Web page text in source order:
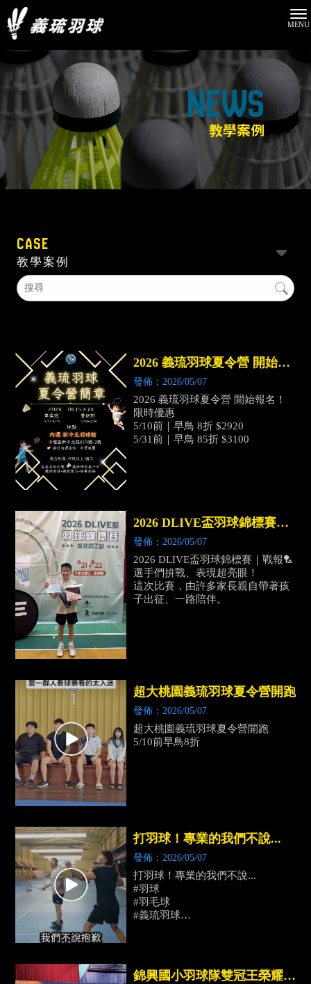
教學案例
教學案例
CASE
2026 義琉羽球夏令營 開始報
名！
發佈：2026/05/07
2026 義琉羽球夏令營 開始報名！
限時優惠
5/10前｜早鳥 8折 $2920
5/31前｜早鳥 85折 $3100
2026 DLIVE盃羽球錦標賽｜
戰報
發佈：2026/05/07
2026 DLIVE盃羽球錦標賽｜戰報🏸
選手們拚戰、表現超亮眼！
這次比賽，由許多家長親自帶著孩
子出征、一路陪伴。
超大桃園義琉羽球夏令營開跑
發佈：2026/05/07
超大桃園義琉羽球夏令營開跑
5/10前早鳥8折
打羽球！專業的我們不說...
發佈：2026/05/07
打羽球！專業的我們不說...
#羽球
#羽毛球
#義琉羽球
錦興國小羽球隊雙冠王榮耀！